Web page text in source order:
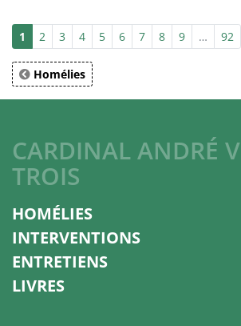
1 2 3 4 5 6 7 8 9 … 92
Homélies
CARDINAL ANDRÉ
TROIS
HOMÉLIES
INTERVENTIONS
ENTRETIENS
LIVRES